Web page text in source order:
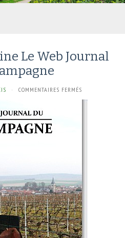
Le Web Journal
· COMMENTAIRES FERMÉS
NEWS